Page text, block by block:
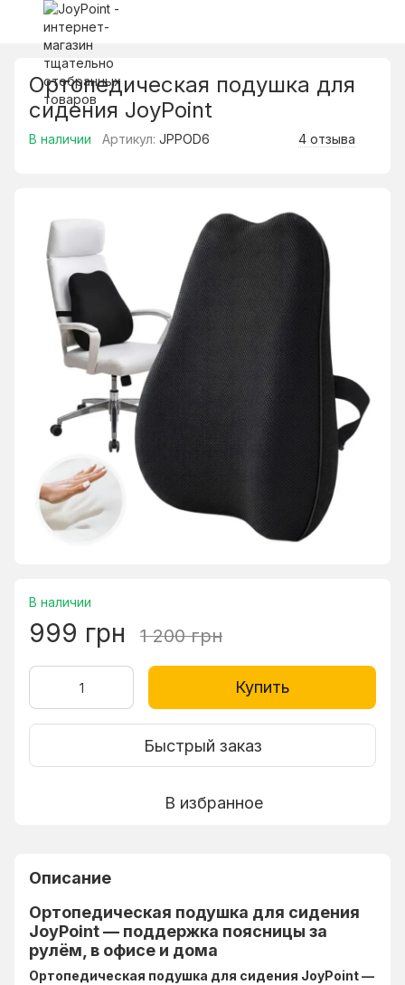
Ортопедическая подушка для
сидения JoyPoint
В наличии Артикул: JPPOD6 4 отзыва
В наличии
999 грн 1 200 грн
Купить
Быстрый заказ
В избранное
Описание
Ортопедическая подушка для сидения
JoyPoint — поддержка поясницы за
рулём, в офисе и дома
Ортопедическая подушка для сидения JoyPoint —